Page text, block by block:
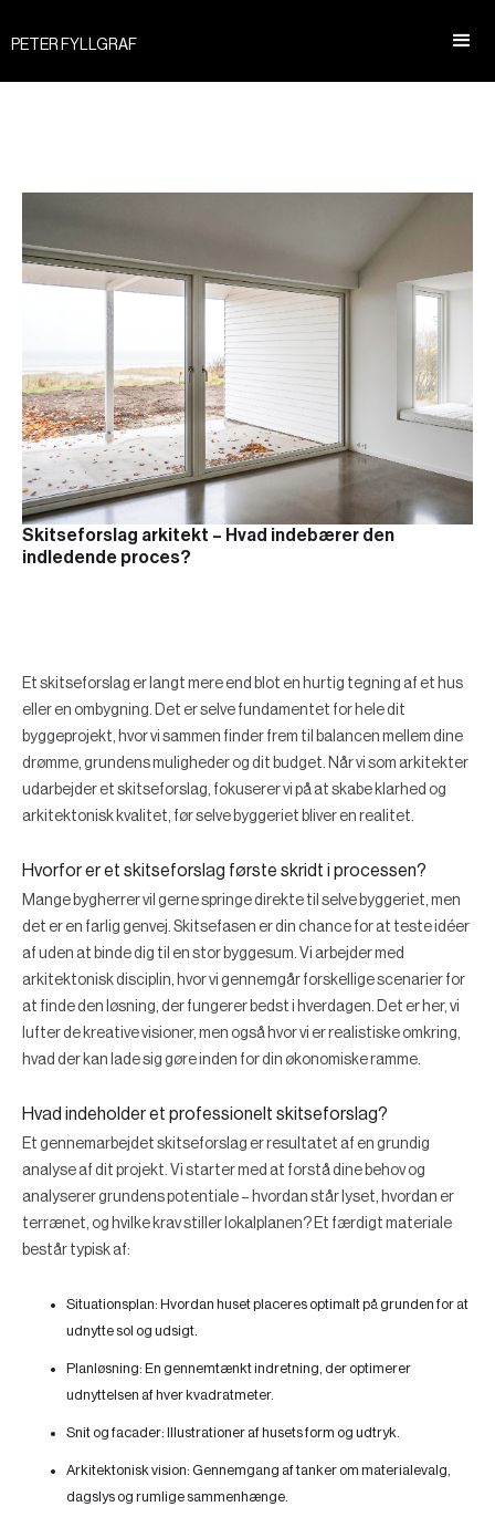
PETER FYLLGRAF
Skitseforslag arkitekt – Hvad indebærer den
indledende proces?
Et skitseforslag er langt mere end blot en hurtig tegning af et hus
eller en ombygning. Det er selve fundamentet for hele dit
byggeprojekt, hvor vi sammen finder frem til balancen mellem dine
drømme, grundens muligheder og dit budget. Når vi som arkitekter
udarbejder et skitseforslag, fokuserer vi på at skabe klarhed og
arkitektonisk kvalitet, før selve byggeriet bliver en realitet.
Hvorfor er et skitseforslag første skridt i processen?
Mange bygherrer vil gerne springe direkte til selve byggeriet, men
det er en farlig genvej. Skitsefasen er din chance for at teste idéer
af uden at binde dig til en stor byggesum. Vi arbejder med
arkitektonisk disciplin, hvor vi gennemgår forskellige scenarier for
at finde den løsning, der fungerer bedst i hverdagen. Det er her, vi
lufter de kreative visioner, men også hvor vi er realistiske omkring,
hvad der kan lade sig gøre inden for din økonomiske ramme.
Hvad indeholder et professionelt skitseforslag?
Et gennemarbejdet skitseforslag er resultatet af en grundig
analyse af dit projekt. Vi starter med at forstå dine behov og
analyserer grundens potentiale – hvordan står lyset, hvordan er
terrænet, og hvilke krav stiller lokalplanen? Et færdigt materiale
består typisk af:
Situationsplan: Hvordan huset placeres optimalt på grunden for at
udnytte sol og udsigt.
Planløsning: En gennemtænkt indretning, der optimerer
udnyttelsen af hver kvadratmeter.
Snit og facader: Illustrationer af husets form og udtryk.
Arkitektonisk vision: Gennemgang af tanker om materialevalg,
dagslys og rumlige sammenhænge.